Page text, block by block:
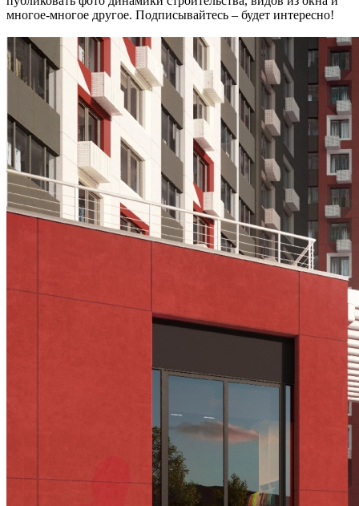
многое-многое другое. Подписывайтесь – будет интересно!